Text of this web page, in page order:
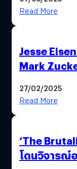
Premiere
Read More
Jesse
Mark
27/02/2025
Read More
‘The
โดนวิจารณ์